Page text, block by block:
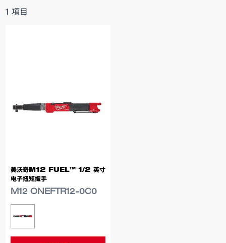
1 項目
美沃奇M12 FUEL™ 1/2 英寸
电子扭矩扳手
M12 ONEFTR12-0C0
类似型号